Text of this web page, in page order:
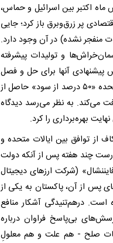
اکتبر بین اسرائیل و حماس،
پر زرق‌وبرق باز کرد؛ جایی
مهمات منفجر نشده) در آن وجود دارد.
و تولیدات پیشرفته
پیشنهادی آنها برای حل و فصل
مذاکرات بین روسیه و اوکراین شامل‌بندی بود که ایالات متحده «۵۰ درصد از سود» حاصل از
می‌کند. به نظر می‌رسد دیدگاه
بهره‌برداری را کرد.
از توافق بین ایالات متحده و
چند هفته پس از آنکه دولت
(شرکت ارزهای دیجیتال
پس از آن، پاکستان به یکی از
درهم‌تنیدگی آشکار منافع
بی‌پاسخ فراوان درباره
صلح - هم علت و هم معلولِ